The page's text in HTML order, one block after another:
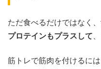
ただ食べるだけではなく、
プロテインもプラスして
筋トレで筋肉を付けるに